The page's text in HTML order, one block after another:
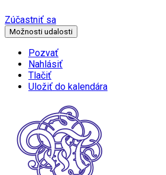
Zúčastniť sa
Možnosti udalosti
Pozvať
Nahlásiť
Tlačiť
Uložiť do kalendára